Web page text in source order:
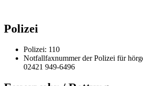
Polizei
Polizei: 110
Notfallfaxnummer der Polizei für
02421 949-6496